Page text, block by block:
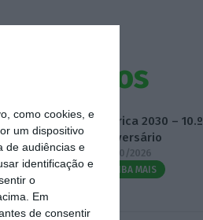
como cookies, e
um dispositivo
de audiências e
identificação e
o
Em
de consentir
Eventos
Fábrica 2030 – 10.º
Aniversário
14/10/2026
SAIBA MAIS